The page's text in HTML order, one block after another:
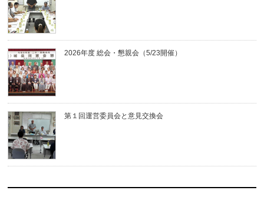
2026年度 総会・懇親会（5/23開催）
第１回運営委員会と意見交換会